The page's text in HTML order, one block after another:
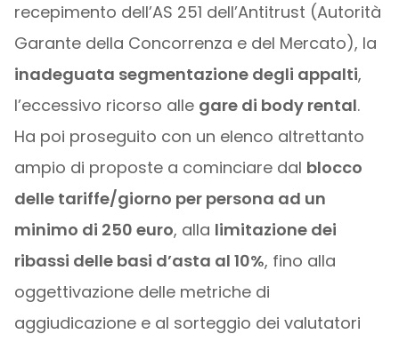
recepimento dell’AS 251 dell’Antitrust (Autorità
Garante della Concorrenza e del Mercato), la
inadeguata segmentazione degli appalti,
l’eccessivo ricorso alle gare di body rental.
Ha poi proseguito con un elenco altrettanto
ampio di proposte a cominciare dal blocco
delle tariffe/giorno per persona ad un
minimo di 250 euro, alla limitazione dei
ribassi delle basi d’asta al 10%, fino alla
oggettivazione delle metriche di
aggiudicazione e al sorteggio dei valutatori